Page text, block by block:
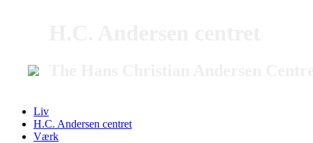
Liv
H.C. Andersen centret
Værk